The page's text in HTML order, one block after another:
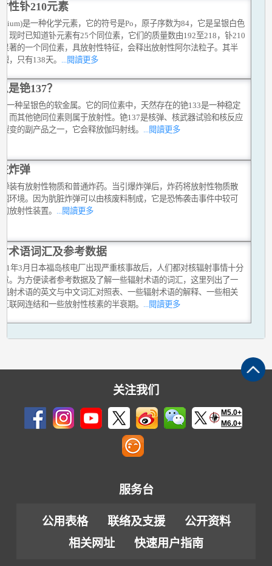
性钋210元素
是一种化学元素，它的符号是Po，原子序数为84，它是呈银白色
现时已知道钋元素有25个同位素，它们的质量数由192至218，钋210
著的一个同位素，具放射性特征，会释出放射性阿尔法粒子。其半
，只有138天。 ...閱讀更多
是铯137？
一种呈银色的软金属。它的同位素中，天然存在的铯133是一种稳定
而其他铯同位素则属于放射性。铯137是核弹、核武器试验和核反应
变的副产品之一，它会释放伽玛射线。
...閱讀更多
炸弹
装有放射性物质和普通炸药。当引爆炸弹后，炸药将放射性物质散
环境。因为肮脏炸弹可以由核废料制成，它是恐怖袭击事件中较可
放射性装置。 ...閱讀更多
术语词汇及参考数据
年3月日本福岛核电厂出现严重核事故后，人们都对核辐射事情十分
。为方便读者参考数据及了解一些辐射术语的词汇，这里列出了一
射术语的英文与中文词汇对照表、一些辐射术语的解释、一些相关
联网连结和一些放射性核素的半衰期。 ...閱讀更多
关注我们
M5.0+
M6.0+
服务台
公用表格 联络及支援
公开资料
相关网址
快速用户指南